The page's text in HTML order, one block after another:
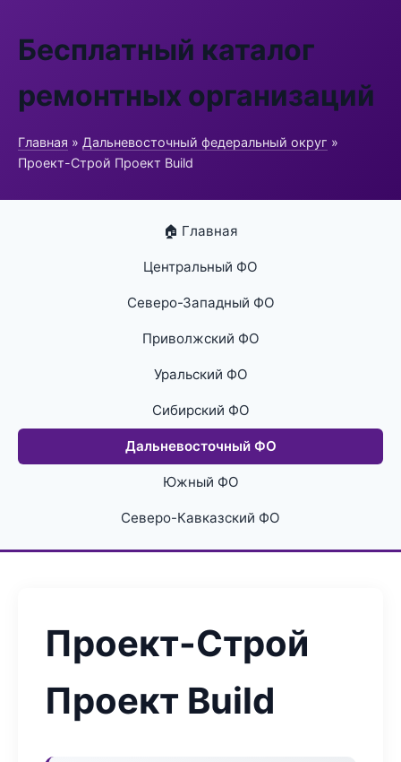
Бесплатный каталог
ремонтных организаций
Главная » Дальневосточный федеральный округ »
Проект-Строй Проект Build
🏠 Главная
Центральный ФО
Северо-Западный ФО
Приволжский ФО
Уральский ФО
Сибирский ФО
Дальневосточный ФО
Южный ФО
Северо-Кавказский ФО
Проект-Строй
Проект Build